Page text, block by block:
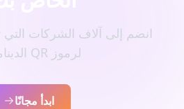
لرموز QR الديناميكية
ابدأ مجانًا